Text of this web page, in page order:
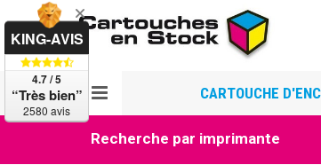
CARTOUCHE
Recherche par imprimante
KING-AVIS
4.7 / 5
“Très bien”
2580 avis